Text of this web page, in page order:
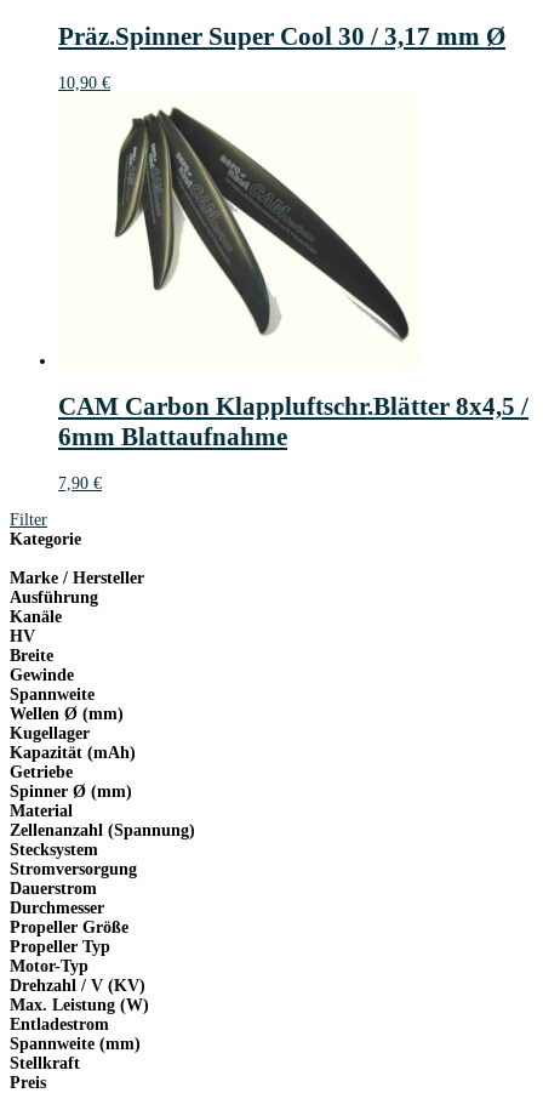
Präz.Spinner Super Cool 30 / 3,17 mm Ø
10,90 €
CAM Carbon Klappluftschr.Blätter 8x4,5 /
6mm Blattaufnahme
7,90 €
Filter
Kategorie
Marke / Hersteller
Ausführung
Kanäle
HV
Breite
Gewinde
Spannweite
Wellen Ø (mm)
Kugellager
Kapazität (mAh)
Getriebe
Spinner Ø (mm)
Material
Zellenanzahl (Spannung)
Stecksystem
Stromversorgung
Dauerstrom
Durchmesser
Propeller Größe
Propeller Typ
Motor-Typ
Drehzahl / V (KV)
Max. Leistung (W)
Entladestrom
Spannweite (mm)
Stellkraft
Preis